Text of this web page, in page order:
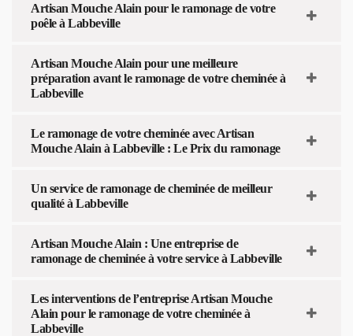
Artisan Mouche Alain pour le ramonage de votre
poêle à Labbeville
Artisan Mouche Alain pour une meilleure
préparation avant le ramonage de votre cheminée à
Labbeville
Le ramonage de votre cheminée avec Artisan
Mouche Alain à Labbeville : Le Prix du ramonage
Un service de ramonage de cheminée de meilleur
qualité à Labbeville
Artisan Mouche Alain : Une entreprise de
ramonage de cheminée à votre service à Labbeville
Les interventions de l’entreprise Artisan Mouche
Alain pour le ramonage de votre cheminée à
Labbeville